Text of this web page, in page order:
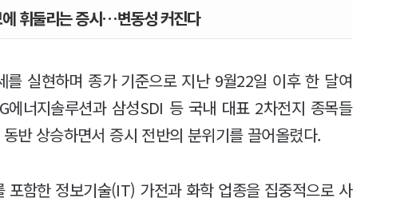
휘둘리는 증시…변동성 커진다
를 실현하며 종가 기준으로 지난 9월22일 이후 한 달여
에너지솔루션과 삼성SDI 등 국내 대표 2차전지 종목들
반 상승하면서 증시 전반의 분위기를 끌어올렸다.
포함한 정보기술(IT) 가전과 화학 업종을 집중적으로 사